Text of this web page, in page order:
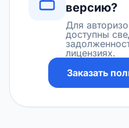
версию?
Для
доступны
лицензиях.
Заказать